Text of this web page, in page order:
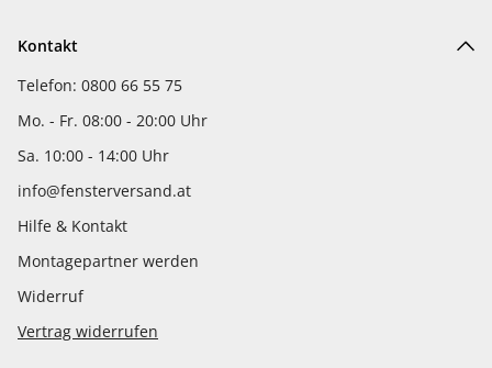
Kontakt
Telefon: 0800 66 55 75
Mo. - Fr. 08:00 - 20:00 Uhr
Sa. 10:00 - 14:00 Uhr
info@fensterversand.at
Hilfe & Kontakt
Montagepartner werden
Widerruf
Vertrag widerrufen